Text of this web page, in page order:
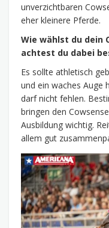
unverzichtbaren
eher kleinere Pferde.
Wie wählst du dein
achtest du dabei
Es sollte athletisch
und ein waches Auge
darf nicht fehlen.
bringen den
Ausbildung wichtig.
allem gut